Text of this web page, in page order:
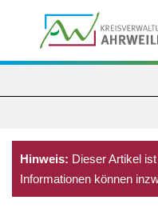
Hinweis: Dieser Artikel
Informationen können